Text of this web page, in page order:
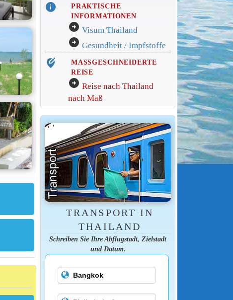
info
PRAKTISCHE
INFORMATIONEN
arrow_circle_right Visum Thailand
arrow_circle_right Gesundheit / Impfstoffe
edit_location_alt
MASSGESCHNEIDERTE
REISE
arrow_circle_right Reise nach Thailand
nach Maß
TRANSPORT IN
THAILAND
Schreiben Sie Ihre Abflugstadt, Zielstadt
und Datum.